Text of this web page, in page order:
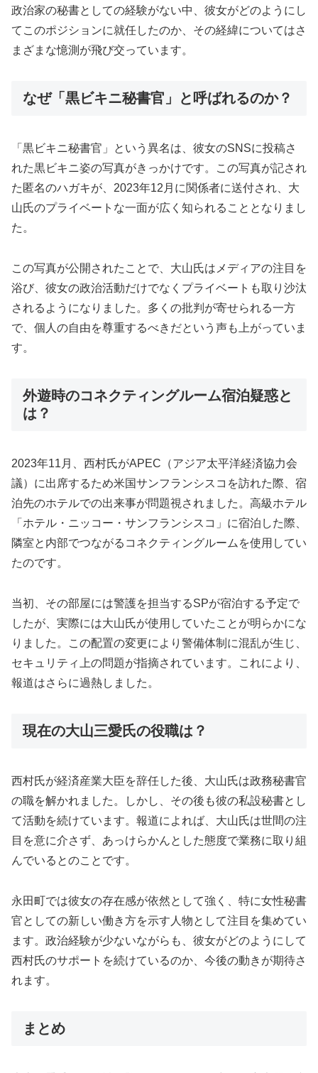
政治家の秘書としての経験がない中、彼女がどのようにし
てこのポジションに就任したのか、その経緯についてはさ
まざまな憶測が飛び交っています。
なぜ「黒ビキニ秘書官」と呼ばれるのか？
「黒ビキニ秘書官」という異名は、彼女のSNSに投稿さ
れた黒ビキニ姿の写真がきっかけです。この写真が記され
た匿名のハガキが、2023年12月に関係者に送付され、大
山氏のプライベートな一面が広く知られることとなりまし
た。
この写真が公開されたことで、大山氏はメディアの注目を
浴び、彼女の政治活動だけでなくプライベートも取り沙汰
されるようになりました。多くの批判が寄せられる一方
で、個人の自由を尊重するべきだという声も上がっていま
す。
外遊時のコネクティングルーム宿泊疑惑と
は？
2023年11月、西村氏がAPEC（アジア太平洋経済協力会
議）に出席するため米国サンフランシスコを訪れた際、宿
泊先のホテルでの出来事が問題視されました。高級ホテル
「ホテル・ニッコー・サンフランシスコ」に宿泊した際、
隣室と内部でつながるコネクティングルームを使用してい
たのです。
当初、その部屋には警護を担当するSPが宿泊する予定で
したが、実際には大山氏が使用していたことが明らかにな
りました。この配置の変更により警備体制に混乱が生じ、
セキュリティ上の問題が指摘されています。これにより、
報道はさらに過熱しました。
現在の大山三愛氏の役職は？
西村氏が経済産業大臣を辞任した後、大山氏は政務秘書官
の職を解かれました。しかし、その後も彼の私設秘書とし
て活動を続けています。報道によれば、大山氏は世間の注
目を意に介さず、あっけらかんとした態度で業務に取り組
んでいるとのことです。
永田町では彼女の存在感が依然として強く、特に女性秘書
官としての新しい働き方を示す人物として注目を集めてい
ます。政治経験が少ないながらも、彼女がどのようにして
西村氏のサポートを続けているのか、今後の動きが期待さ
れます。
まとめ